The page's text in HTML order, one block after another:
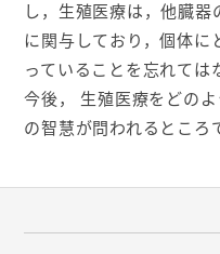
し，生殖医療は，他臓
に関与しており，個体に
っていることを忘れては
今後， 生殖医療をどの
の智慧が問われるところ